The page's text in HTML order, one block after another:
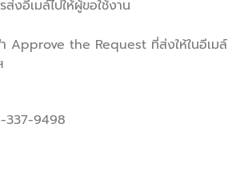
งอีเมล์ไปให้ผู้ขอใช้งาน
Approve the Request ที่ส่งให้ในอีเมล์
337-9498